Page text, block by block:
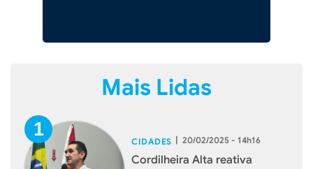
Mais Lidas
CIDADES | 20/02/2025 - 14h16
Cordilheira Alta reativa